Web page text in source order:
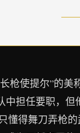
枪使提尔”的
担任要职，
懂得舞刀弄枪